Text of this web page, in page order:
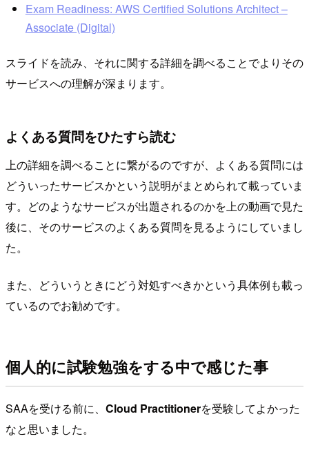
Exam Readiness: AWS Certified Solutions Architect –
Associate (Digital)
スライドを読み、それに関する詳細を調べることでよりその
サービスへの理解が深まります。
よくある質問をひたすら読む
上の詳細を調べることに繋がるのですが、よくある質問には
どういったサービスかという説明がまとめられて載っていま
す。どのようなサービスが出題されるのかを上の動画で見た
後に、そのサービスのよくある質問を見るようにしていまし
た。
また、どういうときにどう対処すべきかという具体例も載っ
ているのでお勧めです。
個人的に試験勉強をする中で感じた事
SAAを受ける前に、 Cloud Practitionerを受験してよかった
なと思いました。